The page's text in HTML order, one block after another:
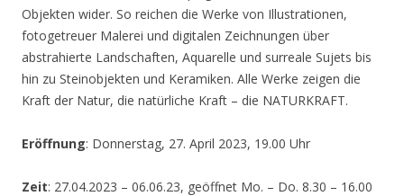
Objekten wider. So reichen die Werke von Illustrationen,
fotogetreuer Malerei und digitalen Zeichnungen über
abstrahierte Landschaften, Aquarelle und surreale Sujets bis
hin zu Steinobjekten und Keramiken. Alle Werke zeigen die
Kraft der Natur, die natürliche Kraft – die NATURKRAFT.
Eröffnung: Donnerstag, 27. April 2023, 19.00 Uhr
Zeit: 27.04.2023 – 06.06.23, geöffnet Mo. – Do. 8.30 – 16.00